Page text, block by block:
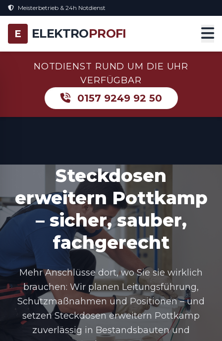
Meisterbetrieb & 24h Notdienst
E ELEKTROPROFI
NOTDIENST RUND UM DIE UHR
VERFÜGBAR
0157 9249 92 50
Steckdosen
erweitern Pottkamp
– sicher, sauber,
fachgerecht
Mehr Anschlüsse dort, wo Sie sie wirklich
brauchen: Wir planen Leitungsführung,
Schutzmaßnahmen und Positionen – und
setzen Steckdosen erweitern Pottkamp
zuverlässig in Bestandsbauten und